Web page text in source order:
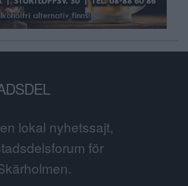
lokal nyhetssajt,
för